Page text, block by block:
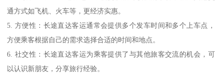
通方式如飞机、火车等，更经济实惠。
5. 方便性：长途直达客运通常会提供多个发车时间和多个上车点，
方便乘客根据自己的需求选择合适的时间和地点。
6. 社交性：长途直达客运为乘客提供了与其他旅客交流的机会，可
以认识新朋友，分享旅行经验。